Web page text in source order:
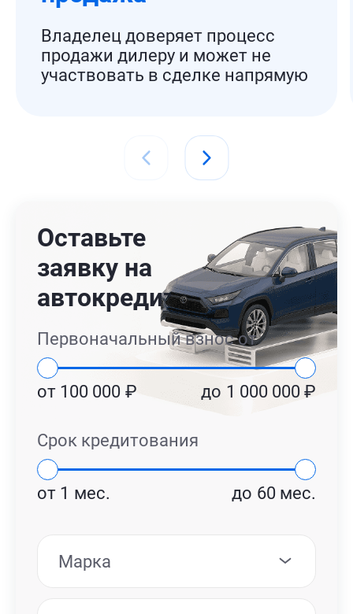
Владелец доверяет процесс
продажи дилеру и может не
участвовать в сделке напрямую
Оставьте
заявку на
автокредит
Первоначальный взнос от
от 100 000 ₽ до 1 000 000 ₽
Срок кредитования
от 1 мес. до 60 мес.
Марка